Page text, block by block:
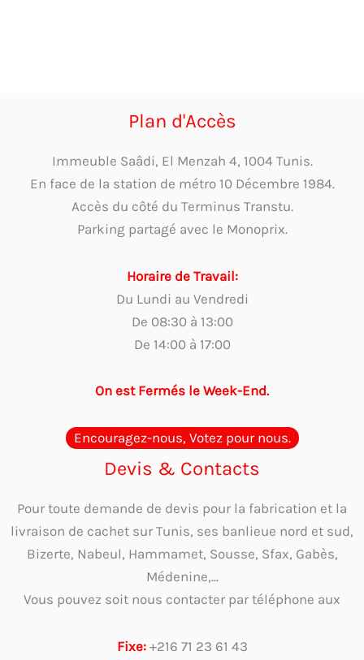
Plan d'Accès
Immeuble Saâdi, El Menzah 4, 1004 Tunis.
En face de la station de métro 10 Décembre 1984.
Accès du côté du Terminus Transtu.
Parking partagé avec le Monoprix.
Horaire de Travail:
Du Lundi au Vendredi
De 08:30 à 13:00
De 14:00 à 17:00
On est Fermés le Week-End.
Encouragez-nous, Votez pour nous.
Devis & Contacts
Pour toute demande de devis pour la fabrication et la
livraison de cachet sur Tunis, ses banlieue nord et sud,
Bizerte, Nabeul, Hammamet, Sousse, Sfax, Gabès,
Médenine,...
Vous pouvez soit nous contacter par téléphone aux
Fixe: +216 71 23 61 43